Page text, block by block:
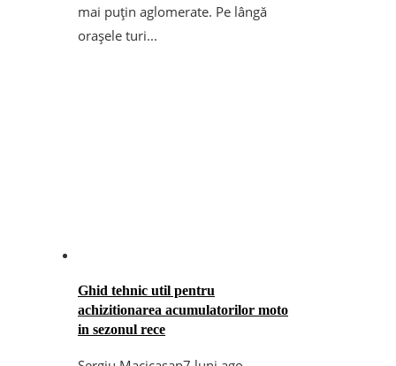
mai puțin aglomerate. Pe lângă
orașele turi...
Ghid tehnic util pentru
achizitionarea acumulatorilor moto
in sezonul rece